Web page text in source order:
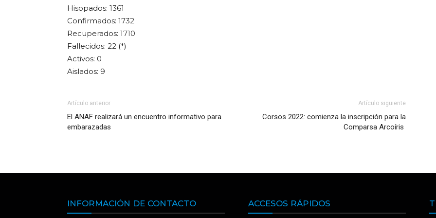
Hisopados: 1361
Confirmados: 1732
Recuperados: 1710
Fallecidos: 22 (*)
Activos: 0
Aislados: 9
Artículo anterior
El ANAF realizará un encuentro informativo para
embarazadas
Artículo siguiente
Corsos 2022: comienza la inscripción para la
Comparsa Arcoíris
INFORMACIÓN DE CONTACTO ACCESOS RÁPIDOS